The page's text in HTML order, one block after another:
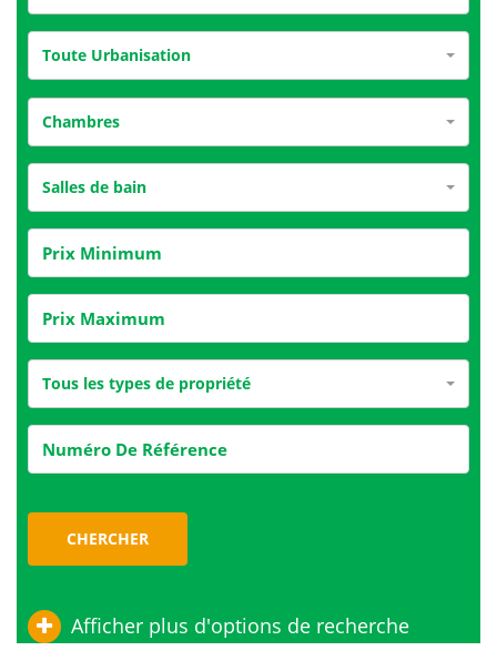
Toute Urbanisation
Chambres
Salles de bain
Tous les types de propriété
CHERCHER
Afficher plus d'options de recherche